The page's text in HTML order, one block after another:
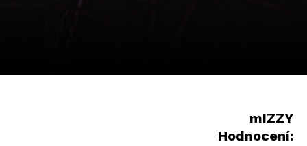
mIZZY
Hodnocení: